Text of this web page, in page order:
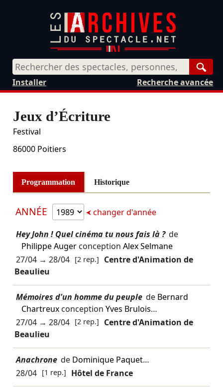
Recherche avancée
Installer
Jeux d’Écriture
Festival
86000 Poitiers
Programmation Historique
ANNÉE changer d'année
Hey John ! Quel cinéma tu nous fais là ? de
Philippe Augerconception Alex Selmane
27/04→ 28/04 [2 rep.]
Centre d'Animation de
Beaulieu
Mémoires d'un homme du peuple de Bernard
Chartreuxconception Yves Brulois…
27/04→ 28/04 [2 rep.]
Centre d'Animation de
Beaulieu
Anachrone de Dominique Paquet…
28/04 [1 rep.] Hôtel de France